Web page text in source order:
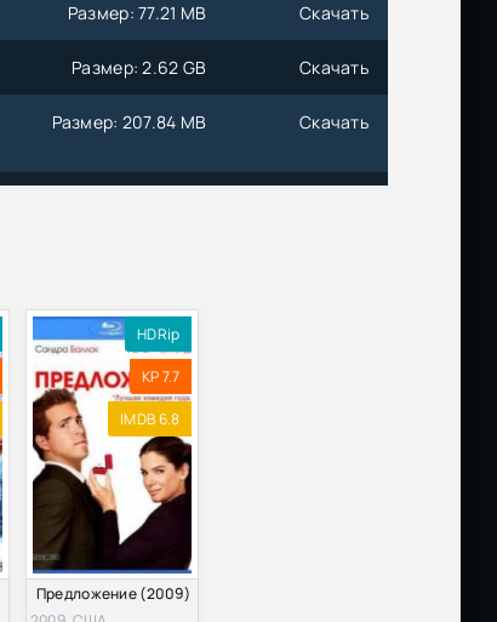
Размер: 77.21 MB Скачать
Размер: 2.62 GB Скачать
Размер: 207.84 MB Скачать
Размер: 364.30 MB
Размер: 356.55 MB
Размер: 1.55 GB
Размер: 459.82 MB
HDRip
KP 7.7
IMDB 6.8
Предложение (2009)